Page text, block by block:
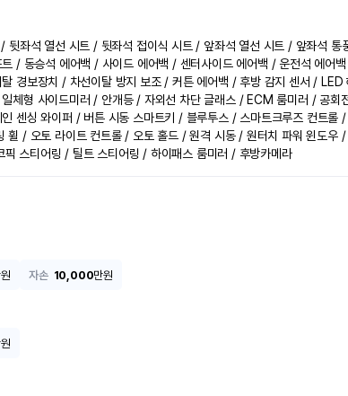
뒷좌석 열선 시트 / 뒷좌석 접이식 시트 / 앞좌석 열선 시트 / 앞좌석 통
/ 동승석 에어백 / 사이드 에어백 / 센터사이드 에어백 / 운전석 에어
경보장치 / 차선이탈 방지 보조 / 커튼 에어백 / 후방 감지 센서 / LED
체형 사이드미러 / 안개등 / 자외선 차단 글래스 / ECM 룸미러 / 공회
센싱 와이퍼 / 버튼 시동 스마트키 / 블루투스 / 스마트크루즈 컨트롤
휠 / 오토 라이트 컨트롤 / 오토 홀드 / 원격 시동 / 원터치 파워 윈도우
픽 스티어링 / 틸트 스티어링 / 하이패스 룸미러 / 후방카메라
자손 10,000만원